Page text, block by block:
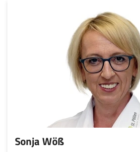
Sonja Wöß